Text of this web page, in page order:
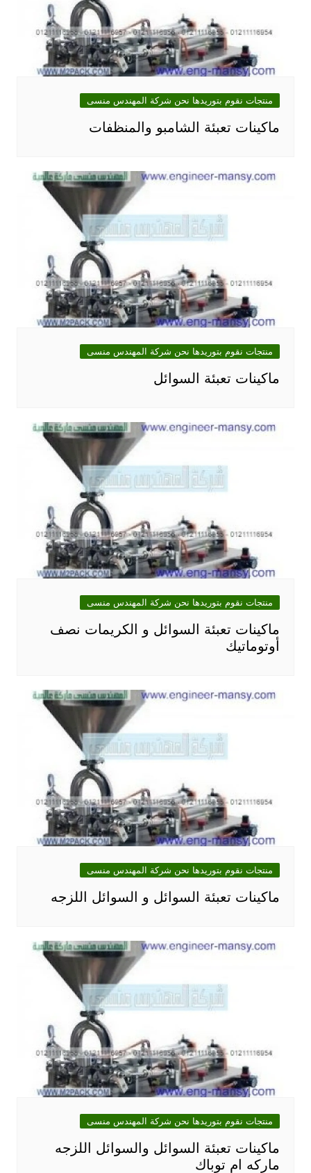
منتجات نقوم بتوريدها نحن شركة المهندس منسى
ماكينات تعبئة الشامبو والمنظفات
منتجات نقوم بتوريدها نحن شركة المهندس منسى
ماكينات تعبئة السوائل
منتجات نقوم بتوريدها نحن شركة المهندس منسى
ماكينات تعبئة السوائل و الكريمات نصف
أوتوماتيك
منتجات نقوم بتوريدها نحن شركة المهندس منسى
ماكينات تعبئة السوائل و السوائل اللزجه
منتجات نقوم بتوريدها نحن شركة المهندس منسى
ماكينات تعبئة السوائل والسوائل اللزجه
ماركه ام توباك